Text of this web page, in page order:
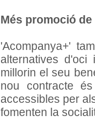
Més promoció
'Acompanya+'
alternatives
millorin el seu
nou contracte
accessibles per
fomenten la